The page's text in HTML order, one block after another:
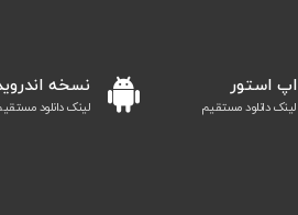
اپ استور
لینک دانلود مستقیم
نسخه
لینک دانلود